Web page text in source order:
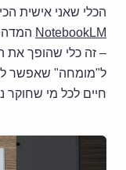
הכלי שאני אישית
NotebookLM
– זה כלי שהופך את
ל"מומחה" שאפשר
חיים לכל מי שחוקר